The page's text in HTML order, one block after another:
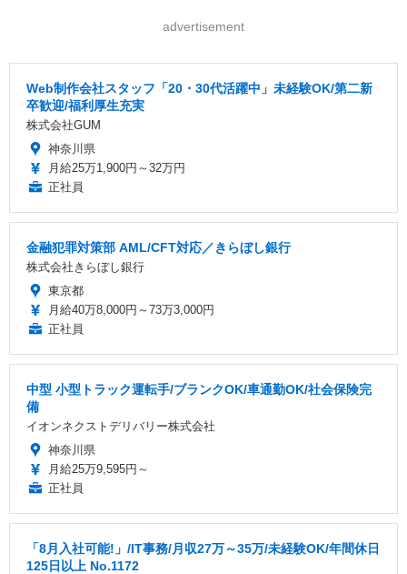
advertisement
Web制作会社スタッフ「20・30代活躍中」未経験OK/第二新
卒歓迎/福利厚生充実
株式会社GUM
神奈川県
月給25万1,900円～32万円
正社員
金融犯罪対策部 AML/CFT対応／きらぼし銀行
株式会社きらぼし銀行
東京都
月給40万8,000円～73万3,000円
正社員
中型 小型トラック運転手/ブランクOK/車通勤OK/社会保険完
備
イオンネクストデリバリー株式会社
神奈川県
月給25万9,595円～
正社員
「8月入社可能!」/IT事務/月収27万～35万/未経験OK/年間休日
125日以上 No.1172